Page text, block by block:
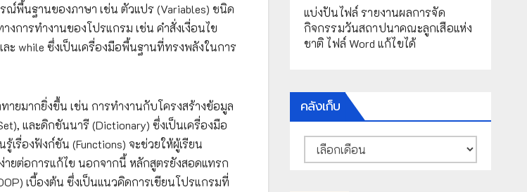
ณ์พื้นฐานของภาษา เช่น ตัวแปร (Variables) ชนิด
งการทำงานของโปรแกรม เช่น คำสั่งเงื่อนไข
ละ while ซึ่งเป็นเครื่องมือพื้นฐานที่ทรงพลังในการ
ยมากยิ่งขึ้น เช่น การทำงานกับโครงสร้างข้อมูล
และดิกชันนารี (Dictionary) ซึ่งเป็นเครื่องมือ
รื่องฟังก์ชัน (Functions) จะช่วยให้ผู้เรียน
ายต่อการแก้ไข นอกจากนี้ หลักสูตรยังสอดแทรก
เบื้องต้น ซึ่งเป็นแนวคิดการเขียนโปรแกรมที่
แบ่งปันไฟล์ รายงานผลการจัด
กิจกรรมวันสถาปนาคณะลูกเสือแห่ง
ชาติ ไฟล์ Word แก้ไขได้
คลังเก็บ
คลัง
เก็บ